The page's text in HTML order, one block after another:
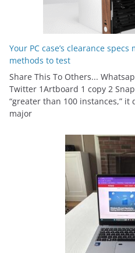
Your PC case’s clearance
methods to test
Share This To Others...
Twitter 1Artboard 1 copy 2
“greater than 100 instances,” it
major